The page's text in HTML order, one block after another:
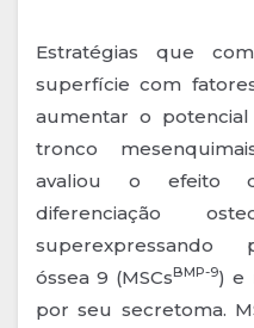
Estratégias que
superfície com
aumentar o
tronco
avaliou o efeito
diferenciação
superexpressando
óssea 9 (MSCsBMP-9) e
por seu secretoma.